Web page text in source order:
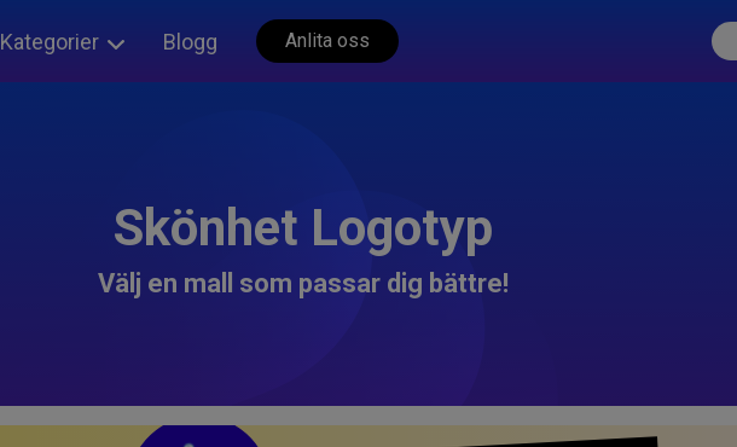
Kategorier Blogg Anlita oss
Skönhet Logotyp
Välj en mall som passar dig bättre!